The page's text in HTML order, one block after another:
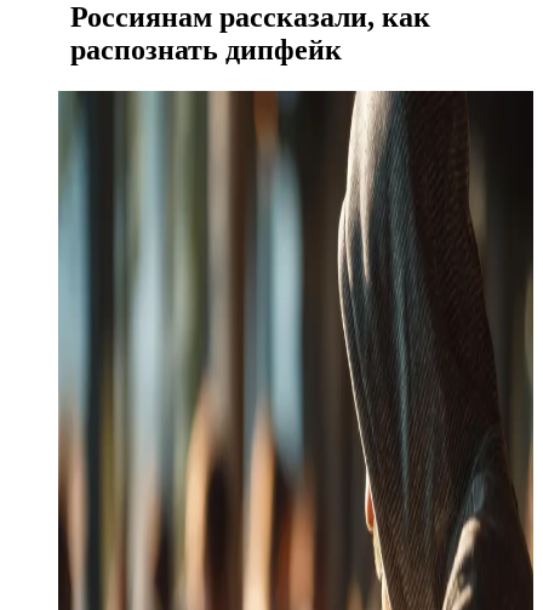
Россиянам рассказали, как
распознать дипфейк